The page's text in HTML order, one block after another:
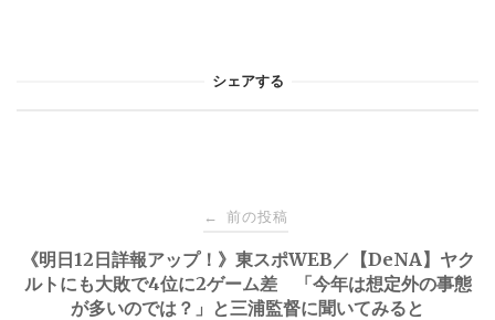
シェアする
稿
← 前の投稿
《明日12日詳報アップ！》東スポWEB／【DeNA】ヤク
ルトにも大敗で4位に2ゲーム差 「今年は想定外の事態
が多いのでは？」と三浦監督に聞いてみると